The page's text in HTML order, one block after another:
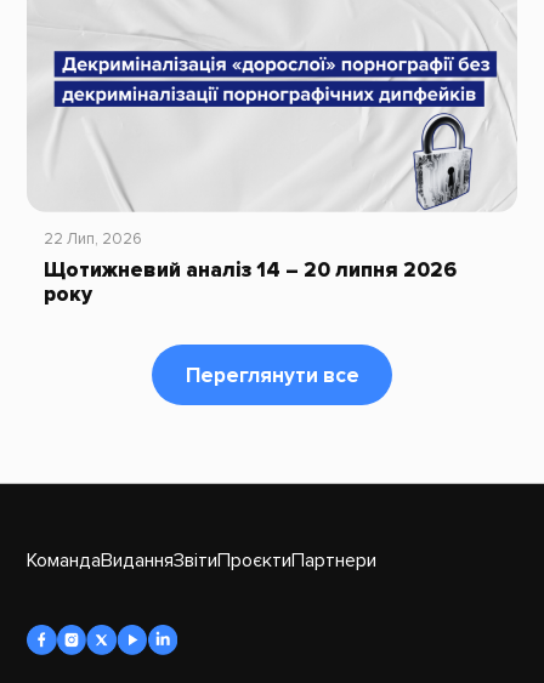
22 Лип, 2026
Щотижневий аналіз 14 – 20 липня 2026
року
Переглянути все
КомандаВиданняЗвітиПроєктиПартнери